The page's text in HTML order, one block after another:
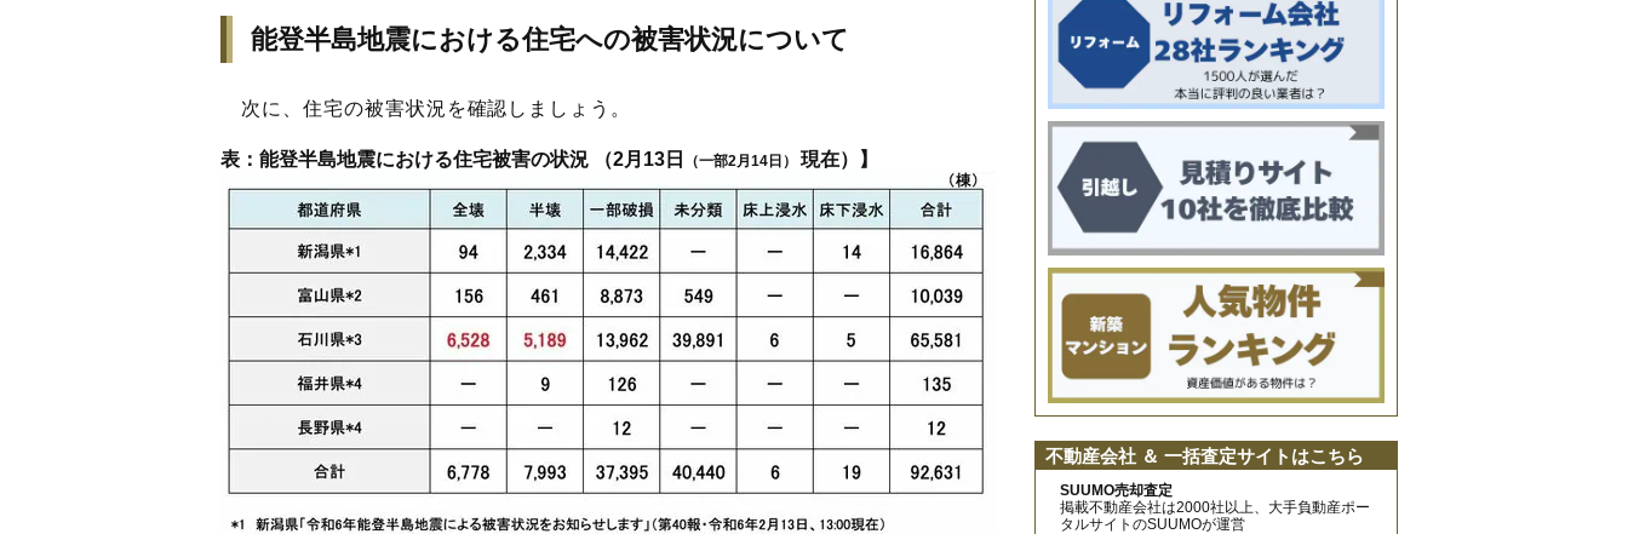
能登半島地震における住宅への被害状況について
次に、住宅の被害状況を確認しましょう。
表：能登半島地震における住宅被害の状況 （2月13日 （一部2月14日） 現在）】
不動産会社 ＆ 一括査定サイトはこちら
SUUMO売却査定
掲載不動産会社は2000社以上、大手負動産ポー
タルサイトのSUUMOが運営